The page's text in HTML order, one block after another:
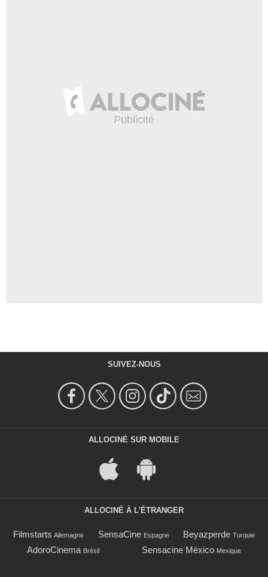
SUIVEZ-NOUS
ALLOCINÉ SUR MOBILE
ALLOCINÉ À L'ÉTRANGER
Filmstarts Allemagne SensaCine Espagne Beyazperde Turquie
AdoroCinema Brésil Sensacine México Mexique